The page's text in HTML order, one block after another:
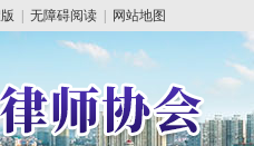
无障碍阅读 网站地图